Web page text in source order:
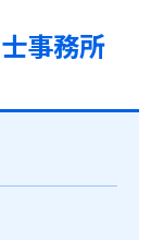
事務所